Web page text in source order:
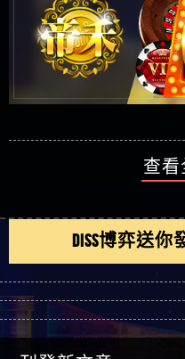
刊登新文章